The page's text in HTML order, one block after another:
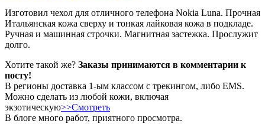
Изготовил чехол для отличного телефона Nokia Luna. Прочная
Итальянская кожа сверху и тонкая лайковая кожа в подкладе.
Ручная и машинная строчки. Магнитная застежка. Прослужит
долго.
Хотите такой же? Заказы принимаются в комментарии к
посту!
В регионы доставка 1-ым классом с трекингом, либо EMS.
Можно сделать из любой кожи, включая
экзотическую>>Смотреть
В блоге много работ, приятного просмотра.